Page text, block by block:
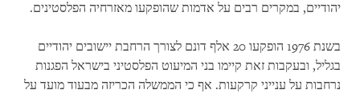
יהודיים, במקרים רבים על אדמות שהופקעו מאזרחיה הפלסטינים.
בשנת 1976 הופקעו 20 אלף דונם לצורך הרחבת יישובים יהודיים
בגליל, ובעקבות זאת קיימו בני המיעוט הפלסטיני בישראל הפגנות
נרחבות על ענייני קרקעות. אף כי הממשלה הכריזה מבעוד מועד על